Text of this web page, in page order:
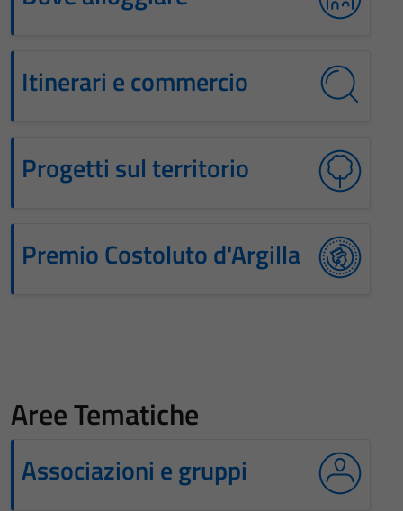
Itinerari e commercio
Progetti sul territorio
Premio Costoluto d'Argilla
Aree Tematiche
Associazioni e gruppi